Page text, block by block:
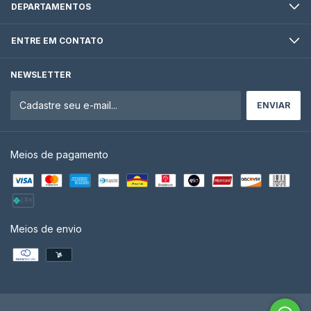
DEPARTAMENTOS
ENTRE EM CONTATO
NEWSLETTER
Meios de pagamento
Meios de envio